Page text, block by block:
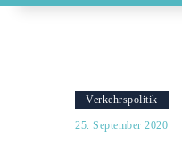
Verkehrspolitik
25. September 2020